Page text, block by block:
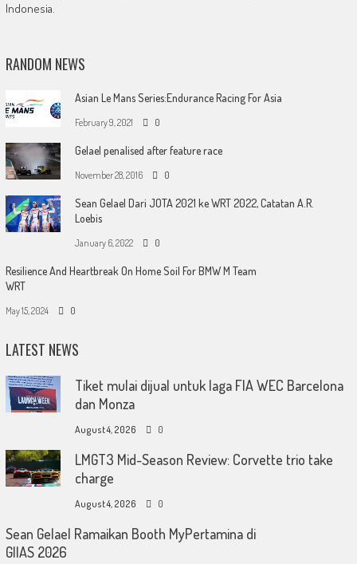
Indonesia.
RANDOM NEWS
Asian Le Mans Series:Endurance Racing For Asia
February 9, 2021 0
Gelael penalised after feature race
November 28, 2016 0
Sean Gelael Dari JOTA 2021 ke WRT 2022, Catatan A.R.
Loebis
January 6, 2022 0
Resilience And Heartbreak On Home Soil For BMW M Team
WRT
May 15, 2024 0
LATEST NEWS
Tiket mulai dijual untuk laga FIA WEC Barcelona
dan Monza
August 4, 2026 0
LMGT3 Mid-Season Review: Corvette trio take
charge
August 4, 2026 0
Sean Gelael Ramaikan Booth MyPertamina di
GIIAS 2026